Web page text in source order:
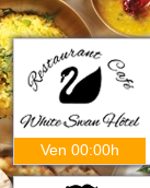
Ven 00:00h